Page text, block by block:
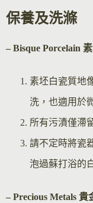
保養及洗滌
– Bisque Porcelain
素坯白瓷質地
洗，也適用於
所有污漬僅滯
請不定時將瓷
泡過蘇打浴的
– Precious Metals 貴